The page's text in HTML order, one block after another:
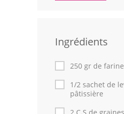
Fêtes Religieuses
Chefs
Forum
Thèmes
Ingrédients
250 gr de farine
1/2 sachet de
pâtissière